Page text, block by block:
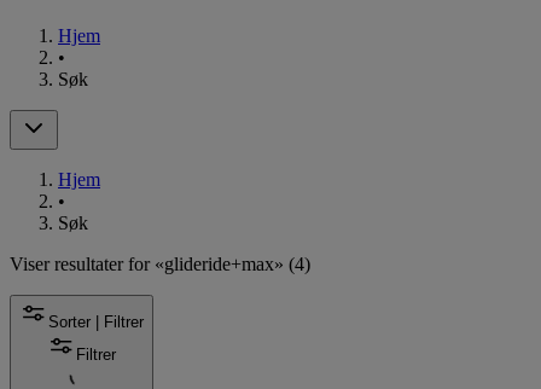
Hjem
•
Søk
Hjem
•
Søk
Viser resultater for «glideride+max» (4)
Sorter | Filtrer
Filtrer